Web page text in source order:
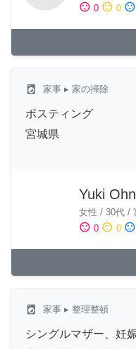
sentiment_satisfied 0 sentiment_neutral 0 sentiment_dissatisfied
local_laundry_service 家事 ▸ 家の掃除
ポスティング
宮城県
Yuki
女性 / 30代 /
sentiment_satisfied 0 sentiment_neutral 0 sentiment_dissatisfied
local_laundry_service 家事 ▸ 整理整頓
シングルマザー、妊